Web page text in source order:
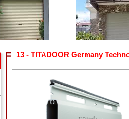
13 - TITADOOR Germany